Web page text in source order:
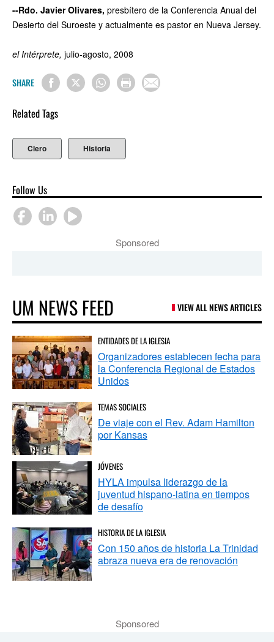
--Rdo. Javier Olivares, presbítero de la Conferencia Anual del
Desierto del Suroeste y actualmente es pastor en Nueva Jersey.
el Intérprete, julio-agosto, 2008
SHARE
Related Tags
Clero Historia
Follow Us
Sponsored
UM NEWS FEED VIEW ALL NEWS ARTICLES
ENTIDADES DE LA IGLESIA
Organizadores establecen fecha para
la Conferencia Regional de Estados
Unidos
TEMAS SOCIALES
De viaje con el Rev. Adam Hamilton
por Kansas
JÓVENES
HYLA impulsa liderazgo de la
juventud hispano-latina en tiempos
de desafío
HISTORIA DE LA IGLESIA
Con 150 años de historia La Trinidad
abraza nueva era de renovación
Sponsored